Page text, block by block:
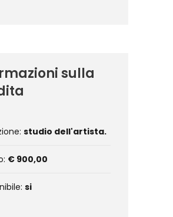
sulla
studio dell'artista.
€ 900,00
si